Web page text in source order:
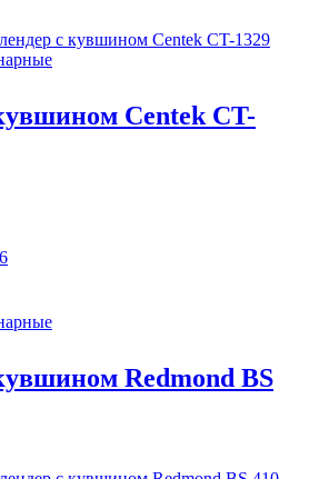
Centek CT-
Redmond BS